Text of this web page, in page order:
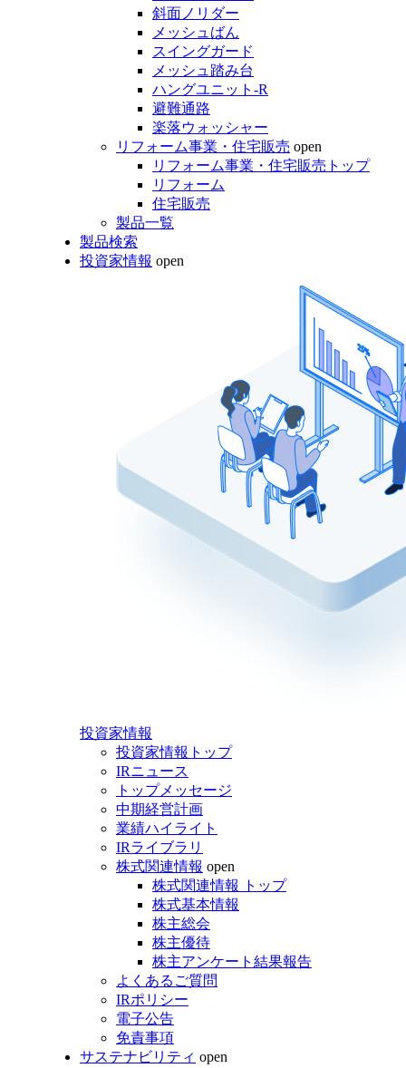
斜面ノリダー
メッシュばん
スイングガード
メッシュ踏み台
ハングユニット-R
避難通路
楽落ウォッシャー
リフォーム事業・住宅販売 open
リフォーム事業・住宅販売トップ
リフォーム
住宅販売
製品一覧
製品検索
投資家情報 open
投資家情報
投資家情報トップ
IRニュース
トップメッセージ
中期経営計画
業績ハイライト
IRライブラリ
株式関連情報 open
株式関連情報 トップ
株式基本情報
株主総会
株主優待
株主アンケート結果報告
よくあるご質問
IRポリシー
電子公告
免責事項
サステナビリティ open